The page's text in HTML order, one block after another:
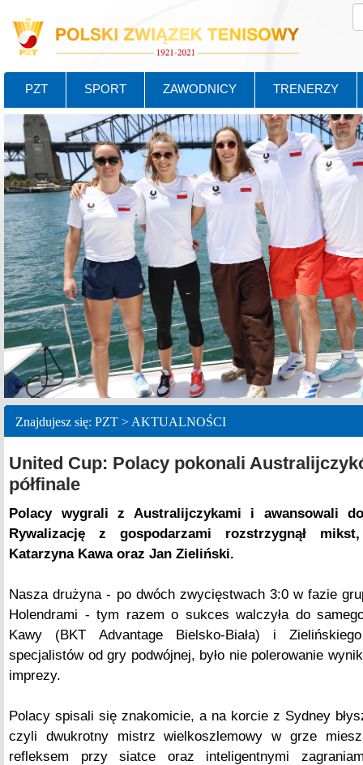
PZT SPORT ZAWODNICY TRENERZY
Znajdujesz się: PZT > AKTUALNOŚCI
United Cup: Polacy pokonali
półfinale
Polacy wygrali z Australijczykami i awansowali
Rywalizację z gospodarzami rozstrzygnął
Katarzyna Kawa oraz Jan Zieliński.
Nasza drużyna - po dwóch zwycięstwach 3:0 w fazie
Holendrami - tym razem o sukces walczyła do
Kawy (BKT Advantage Bielsko-Biała) i
specjalistów od gry podwójnej, było nie polerowanie
imprezy.
Polacy spisali się znakomicie, a na korcie z Sydney
czyli dwukrotny mistrz wielkoszlemowy w grze
refleksem przy siatce oraz inteligentnymi